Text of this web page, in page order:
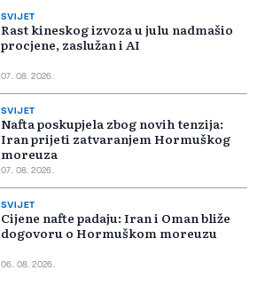
SVIJET
Rast kineskog izvoza u julu nadmašio
procjene, zaslužan i AI
07. 08. 2026.
SVIJET
Nafta poskupjela zbog novih tenzija:
Iran prijeti zatvaranjem Hormuškog
moreuza
07. 08. 2026.
SVIJET
Cijene nafte padaju: Iran i Oman bliže
dogovoru o Hormuškom moreuzu
06. 08. 2026.